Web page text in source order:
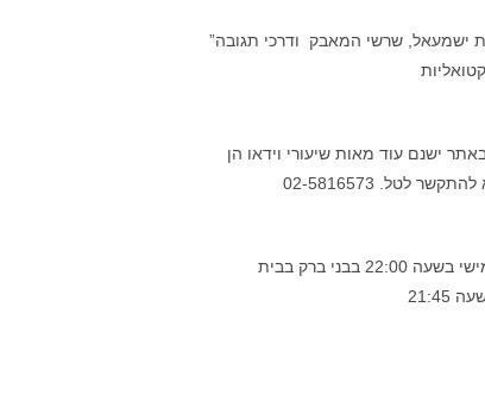
ישמעאל, שרשי המאבק ודרכי תגובה”
ישנם עוד מאות שיעורי וידאו הן
02-5816573
השיעור השבועי של הרב נויגרשל מתקיים מידי יום חמישי בשעה 22:00 בבני ברק בבית